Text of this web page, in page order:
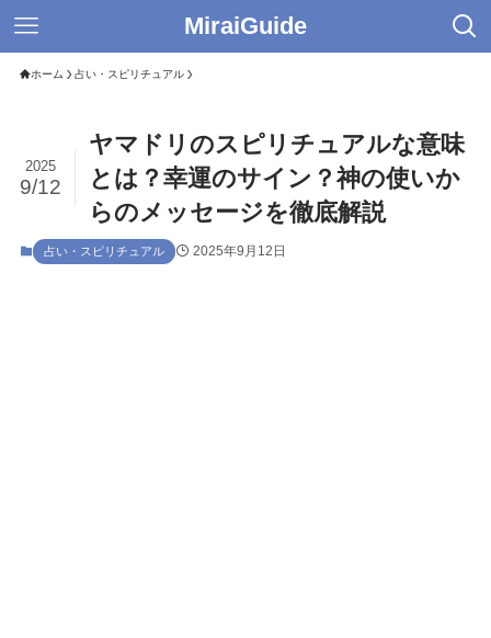
MiraiGuide
ホーム 占い・スピリチュアル
ヤマドリのスピリチュアルな意味
とは？幸運のサイン？神の使いか
らのメッセージを徹底解説
2025
9/12
占い・スピリチュアル 2025年9月12日